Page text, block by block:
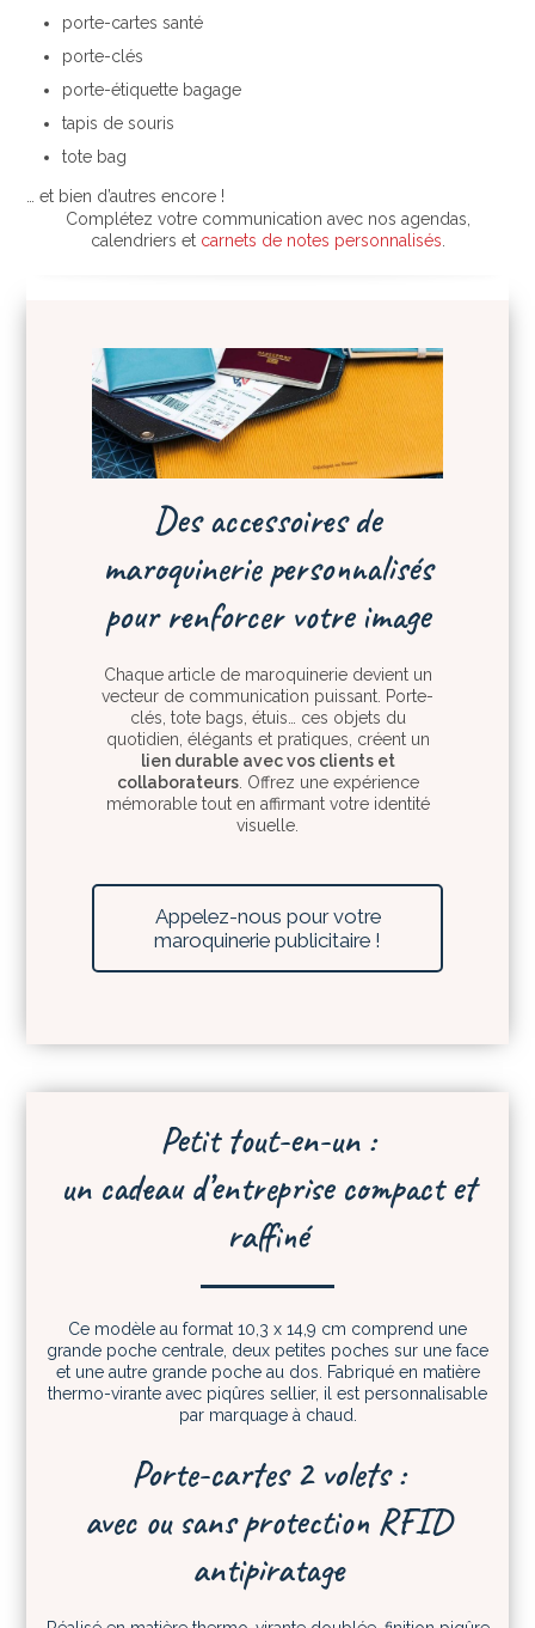
porte-cartes santé
porte-clés
porte-étiquette bagage
tapis de souris
tote bag
… et bien d’autres encore !
Complétez votre communication avec nos agendas,
calendriers et carnets de notes personnalisés
Des accessoires de
maroquinerie personnalisés
pour renforcer votre image
Chaque article de maroquinerie devient un
vecteur de communication puissant. Porte-
clés, tote bags, étuis… ces objets du
quotidien, élégants et pratiques, créent un
lien durable avec vos clients et
collaborateurs. Offrez une expérience
mémorable tout en affirmant votre identité
visuelle.
Appelez-nous pour votre
maroquinerie publicitaire !
Petit tout-en-un :
un cadeau d’entreprise compact et
raffiné
Ce modèle au format 10,3 x 14,9 cm comprend une
grande poche centrale, deux petites poches sur une face
et une autre grande poche au dos. Fabriqué en matière
thermo-virante avec piqûres sellier, il est personnalisable
par marquage à chaud.
Porte-cartes 2 volets :
avec ou sans protection RFID
antipiratage